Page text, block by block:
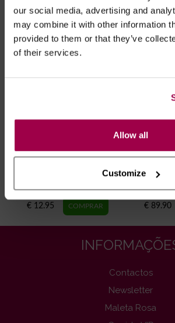
our social media, advertising and
may combine it with other information
provided to them or that they’ve
of their services.
Allow all
Customize
Meias Ligas Invisíveis Stay
Up - Chic Up 15
€ 12.95
Sandálias
-
€ 89.90
Contactos
Newsletter
Maleta Rosa